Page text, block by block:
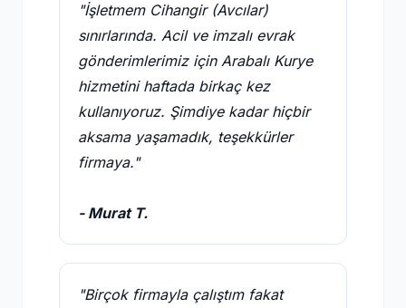
"İşletmem Cihangir (Avcılar)
sınırlarında. Acil ve imzalı evrak
gönderimlerimiz için Arabalı Kurye
hizmetini haftada birkaç kez
kullanıyoruz. Şimdiye kadar hiçbir
aksama yaşamadık, teşekkürler
firmaya."
- Murat T.
"Birçok firmayla çalıştım fakat